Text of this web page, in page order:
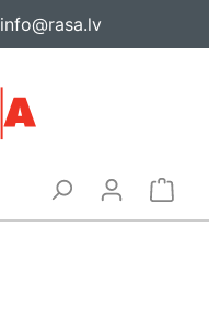
info@rasa.lv